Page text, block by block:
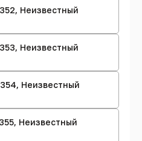
Неизвестный
Неизвестный
Неизвестный
Неизвестный